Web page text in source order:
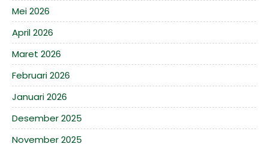
Mei 2026
April 2026
Maret 2026
Februari 2026
Januari 2026
Desember 2025
November 2025